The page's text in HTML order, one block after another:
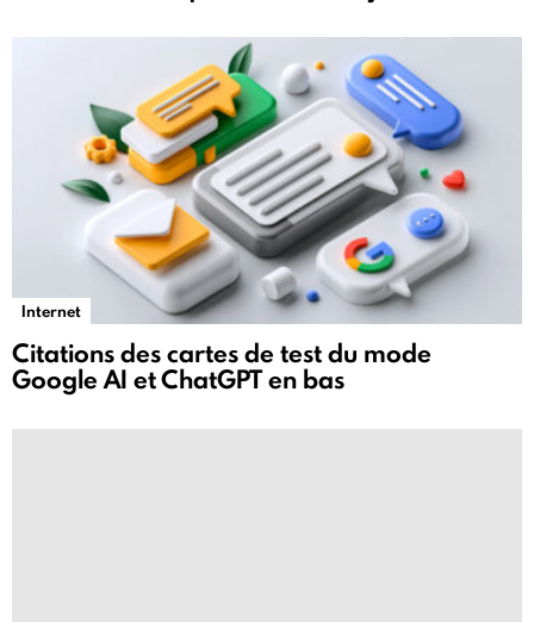
Internet
Citations des cartes de test du mode
Google AI et ChatGPT en bas